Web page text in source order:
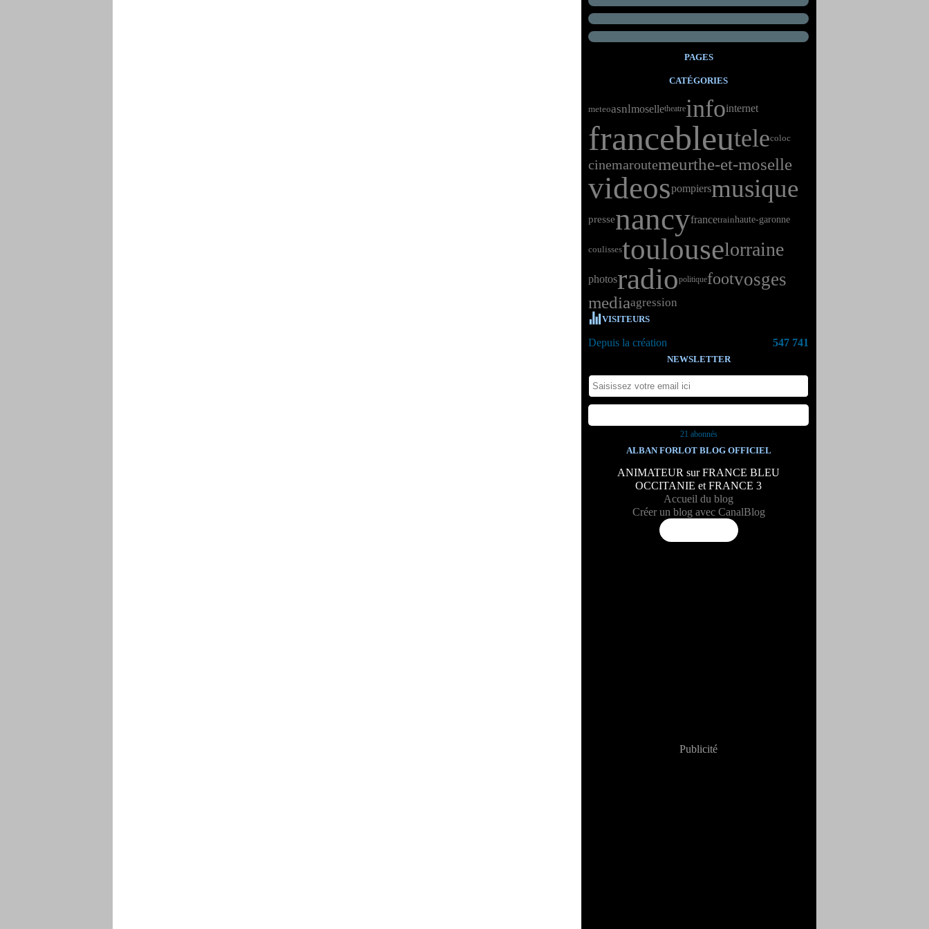
PAGES
CATÉGORIES
meteoasnlmoselletheatreinfointernet
francebleutelecoloc
cinemaroutemeurthe-et-moselle
videospompiersmusique
pressenancyfrancetrainhaute-garonne
coulissestoulouselorraine
photosradiopolitiquefootvosges
mediaagression
VISITEURS
Depuis la création 547 741
NEWSLETTER
21 abonnés
ALBAN FORLOT BLOG OFFICIEL
ANIMATEUR sur FRANCE BLEU
OCCITANIE et FRANCE 3
Accueil du blog
Créer un blog avec CanalBlog
Publicité